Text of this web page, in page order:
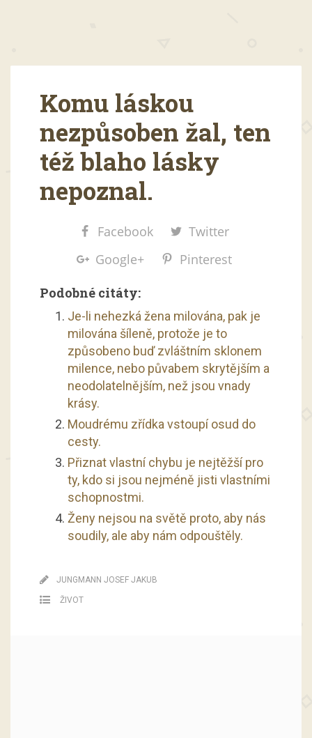
Komu láskou
nezpůsoben žal, ten
též blaho lásky
nepoznal.
Facebook
Twitter
Google+
Pinterest
Podobné citáty:
Je-li nehezká žena milována, pak je
milována šíleně, protože je to
způsobeno buď zvláštním sklonem
milence, nebo půvabem skrytějším a
neodolatelnějším, než jsou vnady
krásy.
Moudrému zřídka vstoupí osud do
cesty.
Přiznat vlastní chybu je nejtěžší pro
ty, kdo si jsou nejméně jisti vlastními
schopnostmi.
Ženy nejsou na světě proto, aby nás
soudily, ale aby nám odpouštěly.
JUNGMANN JOSEF JAKUB
ŽIVOT